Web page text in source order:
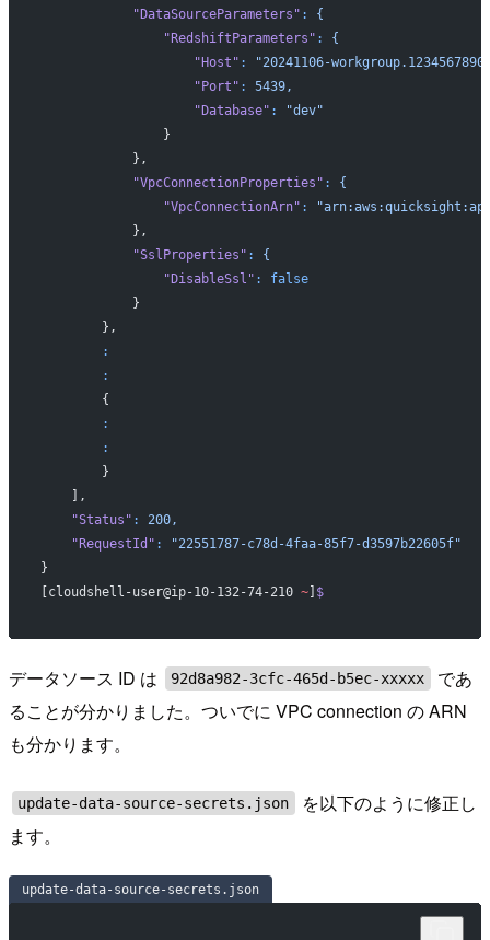
            "DataSourceParameters"
:
{
                "RedshiftParameters"
:
{
                    "Host"
:
"20241106-
                    "Port"
:
5439,
                    "Database"
:
"dev"
                }
            },
            "VpcConnectionProperties"
:
{
                "VpcConnectionArn"
:
"arn:aws:quicksight:ap-
            },
            "SslProperties"
:
{
                "DisableSsl"
:
false
            }
        },
        :
        :
        {
        :
        :
        }
    ],
    "Status"
:
200,
    "RequestId"
:
"22551787-c78d-4faa-85f7-d3597b22605f"
}
[cloudshell-user@ip-10-132-74-210 ~] $
データソース ID は 92d8a982-3cfc-465d-b5ec-xxxxx
であ
ることが分かりました。ついでに VPC connection の ARN
も分かります。
update-data-source-secrets.json
を以下のように修正し
ます。
update-data-source-secrets.json